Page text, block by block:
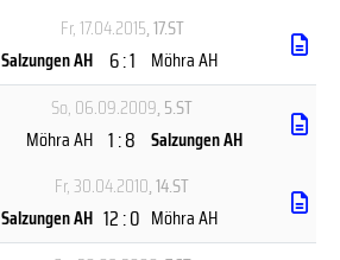
Fr, 17.04.2015, 17.ST
Salzungen AH 6 : 1 Möhra AH
So, 06.09.2009, 5.ST
Möhra AH 1 : 8 Salzungen AH
Fr, 30.04.2010, 14.ST
Salzungen AH 12 : 0 Möhra AH